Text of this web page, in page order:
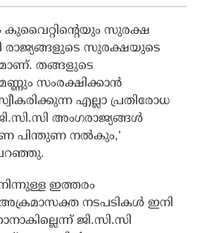
സുരക്ഷ
രാജ്യങ്ങളുടെ സുരക്ഷയുടെ
തങ്ങളുടെ
സംരക്ഷിക്കാൻ
എല്ലാ പ്രതിരോധ
അംഗരാജ്യങ്ങൾ
പിന്തുണ നൽകും,’
ഇത്തരം
നടപടികൾ ഇനി
ജി.സി.സി